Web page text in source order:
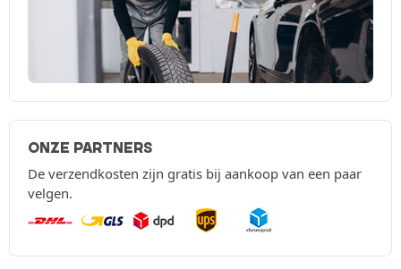
ONZE PARTNERS
De verzendkosten zijn gratis bij aankoop van een paar
velgen.